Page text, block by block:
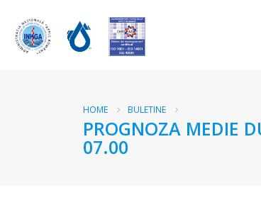
HOME BULETINE
PROGNOZA MEDIE
07.00